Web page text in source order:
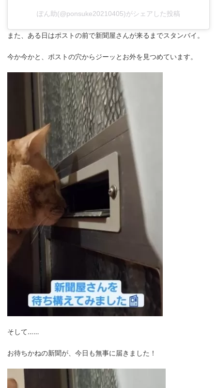
ぽん助(@ponsuke20210405)がシェアした投稿
また、ある日はポストの前で新聞屋さんが来るまでスタンバイ。
今か今かと、ポストの穴からジーッとお外を見つめています。
そして……
お待ちかねの新聞が、今日も無事に届きました！